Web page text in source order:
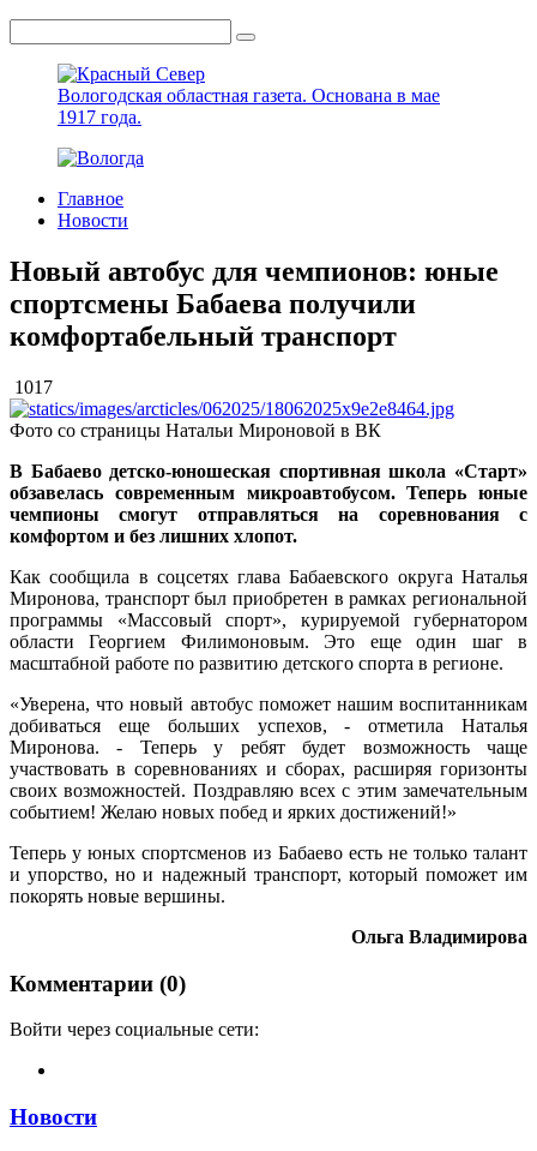
Вологодская областная газета. Основана в мае
1917 года.
Главное
Новости
Новый автобус для чемпионов: юные
спортсмены Бабаева получили
комфортабельный транспорт
1017
Фото со страницы Натальи Мироновой в ВК
В Бабаево детско-юношеская спортивная школа «Старт»
обзавелась современным микроавтобусом. Теперь юные
чемпионы смогут отправляться на соревнования с
комфортом и без лишних хлопот.
Как сообщила в соцсетях глава Бабаевского округа Наталья
Миронова, транспорт был приобретен в рамках региональной
программы «Массовый спорт», курируемой губернатором
области Георгием Филимоновым. Это еще один шаг в
масштабной работе по развитию детского спорта в регионе.
«Уверена, что новый автобус поможет нашим воспитанникам
добиваться еще больших успехов, - отметила Наталья
Миронова. - Теперь у ребят будет возможность чаще
участвовать в соревнованиях и сборах, расширяя горизонты
своих возможностей. Поздравляю всех с этим замечательным
событием! Желаю новых побед и ярких достижений!»
Теперь у юных спортсменов из Бабаево есть не только талант
и упорство, но и надежный транспорт, который поможет им
покорять новые вершины.
Ольга Владимирова
Комментарии (0)
Войти через социальные сети:
Новости